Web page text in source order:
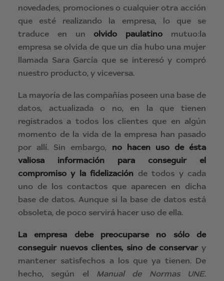
novedades, promociones o cualquier otra acción
que esté realizando la empresa, lo que se
traduce en unolvido paulatino mutuo:la
empresa se olvida de que un día hubo una mujer
llamada Sara García que se interesó y compró
nuestro producto, y viceversa.
La mayoría de las compañías poseen una base de
datos, actualizada o no, en la que tienen
registrados a todos los clientes que en algún
momento de la vida de la empresa han pasado
por allí. Sin embargo, no hacen uso de ésta
valiosa información para conseguir el
compromiso y la fidelización de todos y cada
uno de los contactos que aparecen en dicha
base de datos. Aunque si la base de datos está
obsoleta, de poco servirá hacer uso de ella.
La empresa debe preocuparse
no sólo de
conseguir nuevos clientes, sino de conservary
mantener satisfechos a los que ya tienen. De
hecho, según el Manual de Normas UNE.